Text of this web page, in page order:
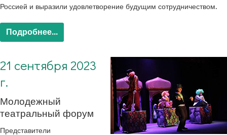
Россией и выразили удовлетворение будущим сотрудничеством.
Подробнее...
21 сентября 2023
г.
Молодежный
театральный форум
Представители